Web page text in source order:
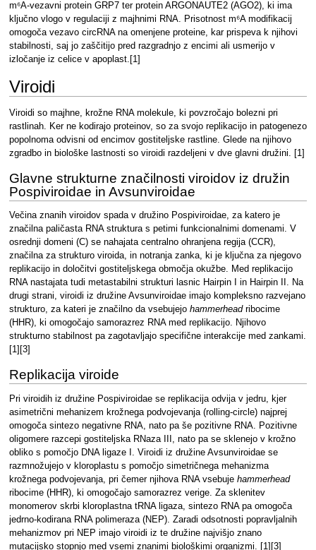
m⁶A-vezavni protein GRP7 ter protein ARGONAUTE2 (AGO2), ki ima
ključno vlogo v regulaciji z majhnimi RNA. Prisotnost m⁶A modifikacij
omogoča vezavo circRNA na omenjene proteine, kar prispeva k njihovi
stabilnosti, saj jo zaščitijo pred razgradnjo z encimi ali usmerijo v
izločanje iz celice v apoplast.[1]
Viroidi
Viroidi so majhne, krožne RNA molekule, ki povzročajo bolezni pri
rastlinah. Ker ne kodirajo proteinov, so za svojo replikacijo in patogenezo
popolnoma odvisni od encimov gostiteljske rastline. Glede na njihovo
zgradbo in biološke lastnosti so viroidi razdeljeni v dve glavni družini. [1]
Glavne strukturne značilnosti viroidov iz družin
Pospiviroidae in Avsunviroidae
Večina znanih viroidov spada v družino Pospiviroidae, za katero je
značilna paličasta RNA struktura s petimi funkcionalnimi domenami. V
osrednji domeni (C) se nahajata centralno ohranjena regija (CCR),
značilna za strukturo viroida, in notranja zanka, ki je ključna za njegovo
replikacijo in določitvi gostiteljskega območja okužbe. Med replikacijo
RNA nastajata tudi metastabilni strukturi lasnic Hairpin I in Hairpin II. Na
drugi strani, viroidi iz družine Avsunviroidae imajo kompleksno razvejano
strukturo, za kateri je značilno da vsebujejo hammerheadribocime
(HHR), ki omogočajo samorazrez RNA med replikacijo. Njihovo
strukturno stabilnost pa zagotavljajo specifične interakcije med zankami.
[1][3]
Replikacija viroide
Pri viroidih iz družine Pospiviroidae se replikacija odvija v jedru, kjer
asimetrični mehanizem krožnega podvojevanja (rolling-circle) najprej
omogoča sintezo negativne RNA, nato pa še pozitivne RNA. Pozitivne
oligomere razcepi gostiteljska RNaza III, nato pa se sklenejo v krožno
obliko s pomočjo DNA ligaze I. Viroidi iz družine Avsunviroidae se
razmnožujejo v kloroplastu s pomočjo simetričnega mehanizma
krožnega podvojevanja, pri čemer njihova RNA vsebuje hammerhead
ribocime (HHR), ki omogočajo samorazrez verige. Za sklenitev
monomerov skrbi kloroplastna tRNA ligaza, sintezo RNA pa omogoča
jedrno-kodirana RNA polimeraza (NEP). Zaradi odsotnosti popravljalnih
mehanizmov pri NEP imajo viroidi iz te družine najvišjo znano
mutacijsko stopnjo med vsemi znanimi biološkimi organizmi. [1][3]